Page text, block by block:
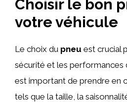
Choisir le bon
votre véhicule
Le choix du pneu est crucial
sécurité et les performances
est important de prendre en
tels que la taille, la